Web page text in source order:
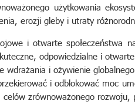
użytkowania
erozji gleby i utraty
i otwarte społeczeństwa
odpowiedzialne i
wdrażania i ożywienie
i odblokować moc
zrównoważonego